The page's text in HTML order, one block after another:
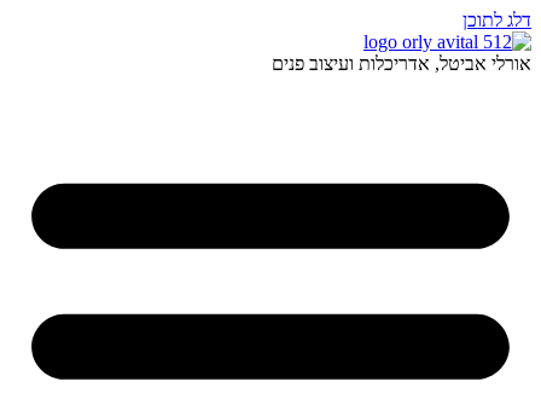
דלג לתוכן
אורלי אביטל, אדריכלות ועיצוב פנים